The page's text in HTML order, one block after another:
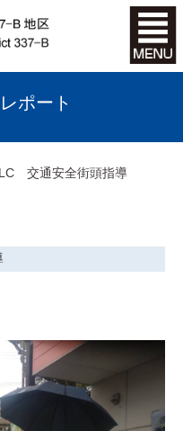
ポート
交通安全街頭指導